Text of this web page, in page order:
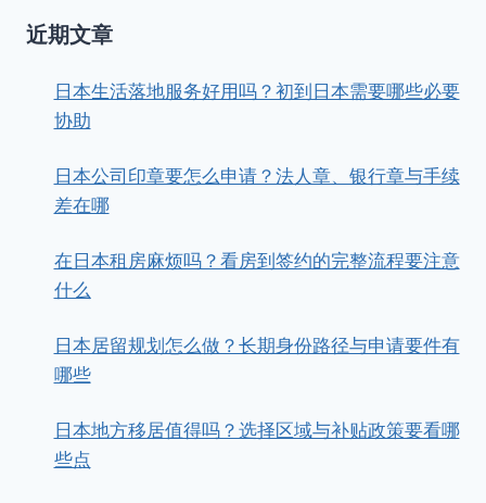
近期文章
日本生活落地服务好用吗？初到日本需要哪些必要
协助
日本公司印章要怎么申请？法人章、银行章与手续
差在哪
在日本租房麻烦吗？看房到签约的完整流程要注意
什么
日本居留规划怎么做？长期身份路径与申请要件有
哪些
日本地方移居值得吗？选择区域与补贴政策要看哪
些点